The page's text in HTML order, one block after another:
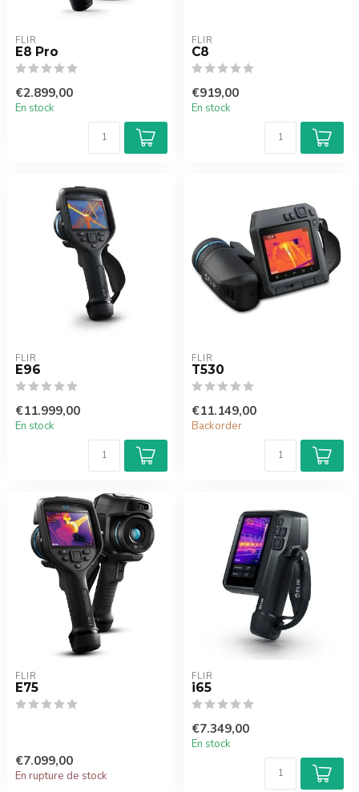
FLIR
E8 Pro
€2.899,00
En stock
FLIR
C8
€919,00
En stock
FLIR
E96
€11.999,00
En stock
FLIR
T530
€11.149,00
Backorder
FLIR
E75
€7.099,00
En rupture de stock
FLIR
i65
€7.349,00
En stock